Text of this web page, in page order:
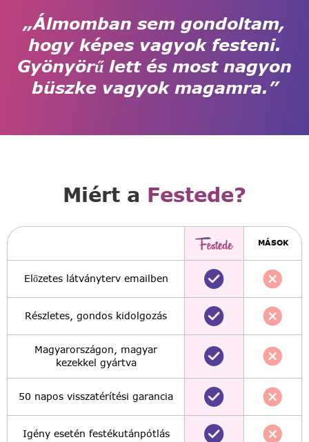
„Álmomban sem gondoltam,
hogy képes vagyok festeni.
Gyönyörű lett és most nagyon
büszke vagyok magamra.”
Miért a Festede?
MÁSOK
Előzetes látványterv emailben
Részletes, gondos kidolgozás
Magyarországon, magyar
kezekkel gyártva
50 napos visszatérítési garancia
Igény esetén festékutánpótlás